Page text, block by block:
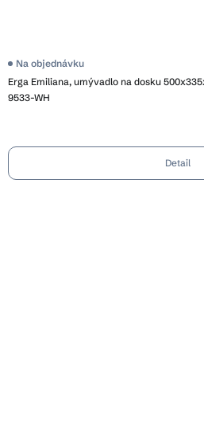
Erga Emiliana, umývadlo na dosku
9533-WH
Na objednávku
Detail